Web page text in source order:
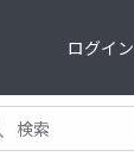
ログイン